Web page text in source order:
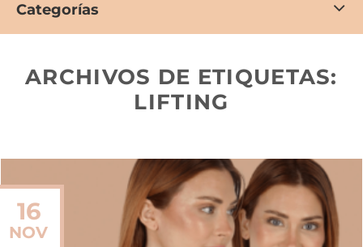
Categorías
ARCHIVOS DE ETIQUETAS:
LIFTING
16
NOV